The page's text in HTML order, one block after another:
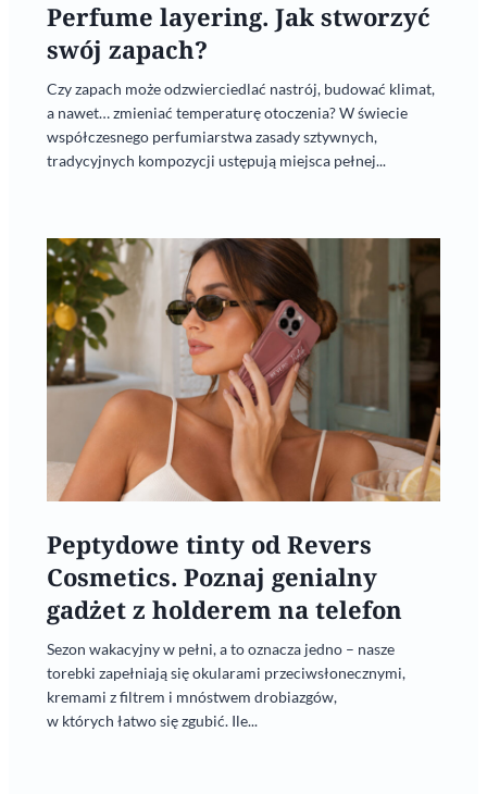
Perfume layering. Jak stworzyć
swój zapach?
Czy zapach może odzwierciedlać nastrój, budować klimat,
a nawet… zmieniać temperaturę otoczenia? W świecie
współczesnego perfumiarstwa zasady sztywnych,
tradycyjnych kompozycji ustępują miejsca pełnej...
Peptydowe tinty od Revers
Cosmetics. Poznaj genialny
gadżet z holderem na telefon
Sezon wakacyjny w pełni, a to oznacza jedno – nasze
torebki zapełniają się okularami przeciwsłonecznymi,
kremami z filtrem i mnóstwem drobiazgów,
w których łatwo się zgubić. Ile...